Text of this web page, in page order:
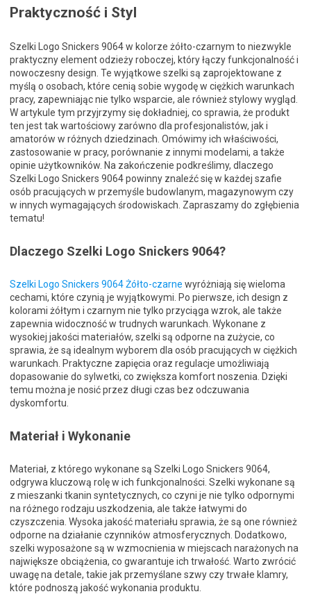
Praktyczność i Styl
Szelki Logo Snickers 9064 w kolorze żółto-czarnym to niezwykle
praktyczny element odzieży roboczej, który łączy funkcjonalność i
nowoczesny design. Te wyjątkowe szelki są zaprojektowane z
myślą o osobach, które cenią sobie wygodę w ciężkich warunkach
pracy, zapewniając nie tylko wsparcie, ale również stylowy wygląd.
W artykule tym przyjrzymy się dokładniej, co sprawia, że produkt
ten jest tak wartościowy zarówno dla profesjonalistów, jak i
amatorów w różnych dziedzinach. Omówimy ich właściwości,
zastosowanie w pracy, porównanie z innymi modelami, a także
opinie użytkowników. Na zakończenie podkreślimy, dlaczego
Szelki Logo Snickers 9064 powinny znaleźć się w każdej szafie
osób pracujących w przemyśle budowlanym, magazynowym czy
w innych wymagających środowiskach. Zapraszamy do zgłębienia
tematu!
Dlaczego Szelki Logo Snickers 9064?
Szelki Logo Snickers 9064 Żółto-czarne wyróżniają się wieloma
cechami, które czynią je wyjątkowymi. Po pierwsze, ich design z
kolorami żółtym i czarnym nie tylko przyciąga wzrok, ale także
zapewnia widoczność w trudnych warunkach. Wykonane z
wysokiej jakości materiałów, szelki są odporne na zużycie, co
sprawia, że są idealnym wyborem dla osób pracujących w ciężkich
warunkach. Praktyczne zapięcia oraz regulacje umożliwiają
dopasowanie do sylwetki, co zwiększa komfort noszenia. Dzięki
temu można je nosić przez długi czas bez odczuwania
dyskomfortu.
Materiał i Wykonanie
Materiał, z którego wykonane są Szelki Logo Snickers 9064,
odgrywa kluczową rolę w ich funkcjonalności. Szelki wykonane są
z mieszanki tkanin syntetycznych, co czyni je nie tylko odpornymi
na różnego rodzaju uszkodzenia, ale także łatwymi do
czyszczenia. Wysoka jakość materiału sprawia, że są one również
odporne na działanie czynników atmosferycznych. Dodatkowo,
szelki wyposażone są w wzmocnienia w miejscach narażonych na
największe obciążenia, co gwarantuje ich trwałość. Warto zwrócić
uwagę na detale, takie jak przemyślane szwy czy trwałe klamry,
które podnoszą jakość wykonania produktu.